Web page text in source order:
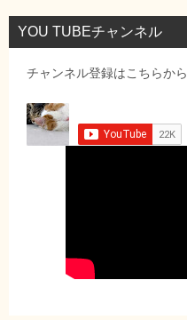
YOU TUBEチャンネル
チャンネル登録はこちらから